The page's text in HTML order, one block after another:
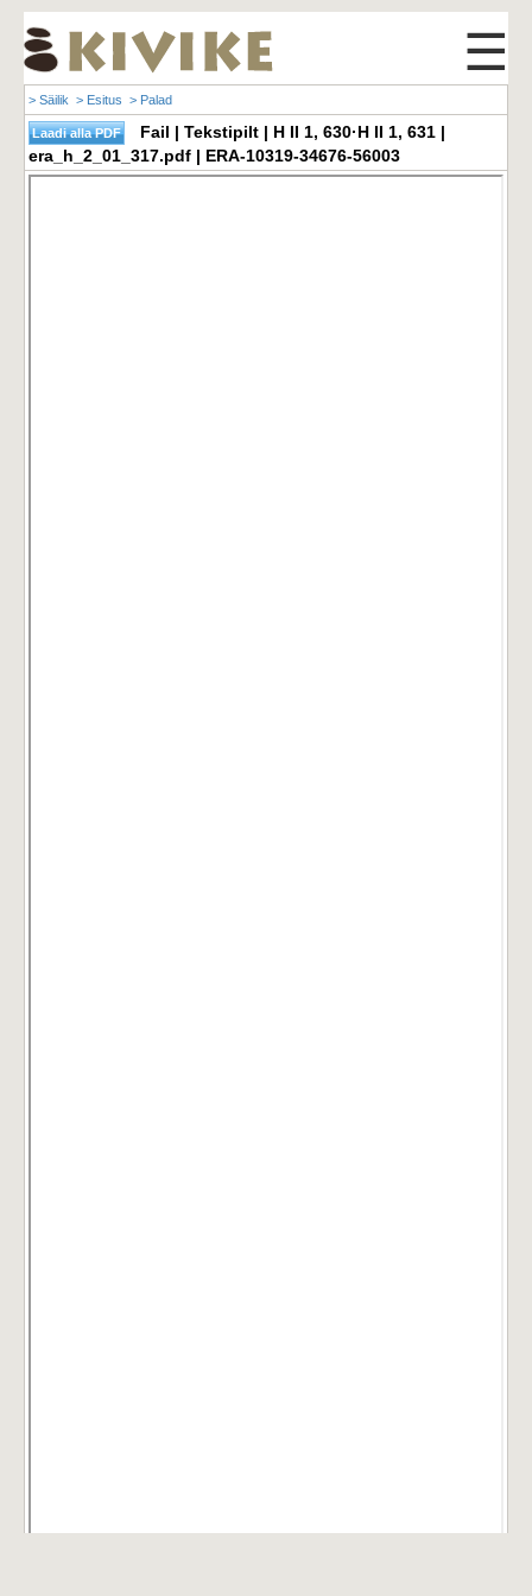
☰
> Säilik > Esitus > Palad
Fail | Tekstipilt | H II 1, 630·H II 1, 631 |
era_h_2_01_317.pdf | ERA-10319-34676-56003